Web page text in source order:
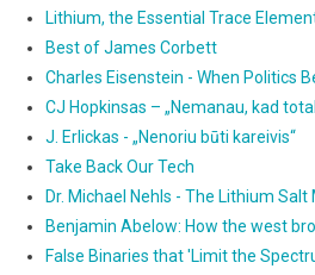
Lithium, the Essential Trace
Best of James Corbett
Charles Eisenstein - When Politics
CJ Hopkinsas – „Nemanau, kad
J. Erlickas - „Nenoriu būti kareivis“
Take Back Our Tech
Dr. Michael Nehls - The Lithium Salt
Benjamin Abelow: How the west
False Binaries that 'Limit the